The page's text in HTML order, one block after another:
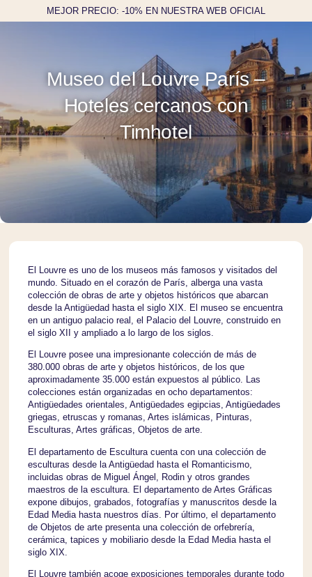
MEJOR PRECIO: -10% EN NUESTRA WEB OFICIAL
Museo del Louvre París –
Hoteles cercanos con
Timhotel
El Louvre es uno de los museos más famosos y visitados del
mundo. Situado en el corazón de París, alberga una vasta
colección de obras de arte y objetos históricos que abarcan
desde la Antigüedad hasta el siglo XIX. El museo se encuentra
en un antiguo palacio real, el Palacio del Louvre, construido en
el siglo XII y ampliado a lo largo de los siglos.
El Louvre posee una impresionante colección de más de
380.000 obras de arte y objetos históricos, de los que
aproximadamente 35.000 están expuestos al público. Las
colecciones están organizadas en ocho departamentos:
Antigüedades orientales, Antigüedades egipcias, Antigüedades
griegas, etruscas y romanas, Artes islámicas, Pinturas,
Esculturas, Artes gráficas, Objetos de arte.
El departamento de Escultura cuenta con una colección de
esculturas desde la Antigüedad hasta el Romanticismo,
incluidas obras de Miguel Ángel, Rodin y otros grandes
maestros de la escultura. El departamento de Artes Gráficas
expone dibujos, grabados, fotografías y manuscritos desde la
Edad Media hasta nuestros días. Por último, el departamento
de Objetos de arte presenta una colección de orfebrería,
cerámica, tapices y mobiliario desde la Edad Media hasta el
siglo XIX.
El Louvre también acoge exposiciones temporales durante todo